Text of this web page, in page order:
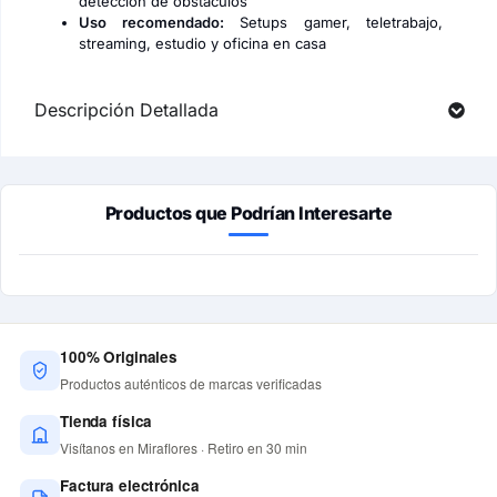
Uso recomendado: Setups gamer, teletrabajo,
streaming, estudio y oficina en casa
Descripción Detallada
Productos que Podrían Interesarte
100% Originales
Productos auténticos de marcas verificadas
Tienda física
Visítanos en Miraflores · Retiro en 30 min
Factura electrónica